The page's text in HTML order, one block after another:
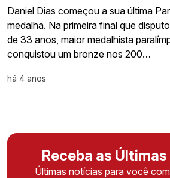
Daniel Dias começou a sua última
medalha. Na primeira final que
de 33 anos, maior medalhista
conquistou um bronze nos 200…
há 4 anos
Receba as
Últimas notícias para você